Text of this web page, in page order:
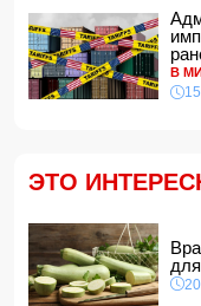
14:14, 07.08.2026
Сына Абеля
14:10, 07.08.2026
14:04, 07.08.2026
дипломатами
14:00, 07.08.2026
Прогноз погоды в
12:48, 07.08.2026
В
ЭТО